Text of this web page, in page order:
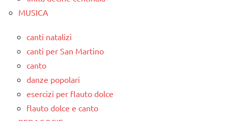
MUSICA
canti natalizi
canti per San Martino
canto
danze popolari
esercizi per flauto dolce
flauto dolce e canto